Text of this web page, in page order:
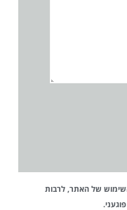
של האתר, לרבות